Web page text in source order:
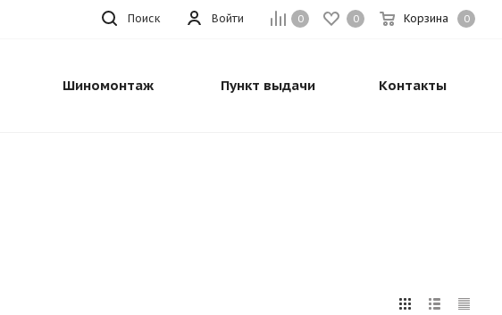
0 0 Корзина 0
Войти
Поиск
Шиномонтаж Пункт выдачи Контакты